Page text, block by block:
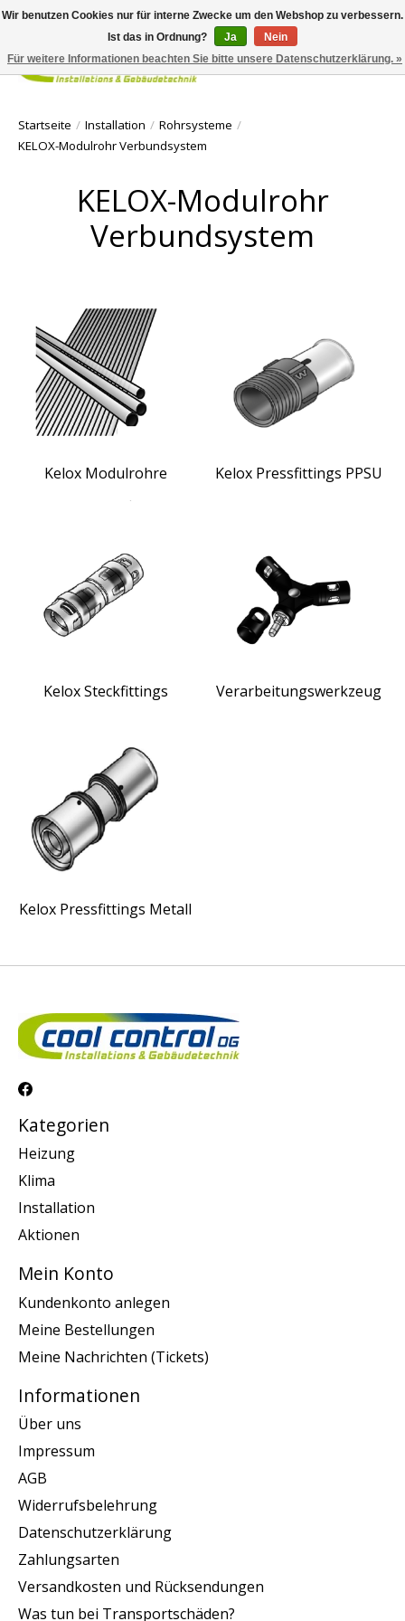
Ihr
Startseite / Installation / Rohrsysteme /
KELOX-Modulrohr Verbundsystem
KELOX-Modulrohr
Verbundsystem
Kelox Modulrohre Kelox Pressfittings PPSU
Kelox Steckfittings Verarbeitungswerkzeug
Kelox Pressfittings Metall
Kategorien
Heizung
Klima
Installation
Aktionen
Mein Konto
Kundenkonto anlegen
Meine Bestellungen
Meine Nachrichten (Tickets)
Informationen
Über uns
Impressum
AGB
Widerrufsbelehrung
Datenschutzerklärung
Zahlungsarten
Versandkosten und Rücksendungen
Was tun bei Transportschäden?
Wir benutzen Cookies nur für interne Zwecke um den Webshop zu verbessern.
Ist das in Ordnung?
Ja
Nein
Für weitere Informationen beachten Sie bitte unsere Datenschutzerklärung. »